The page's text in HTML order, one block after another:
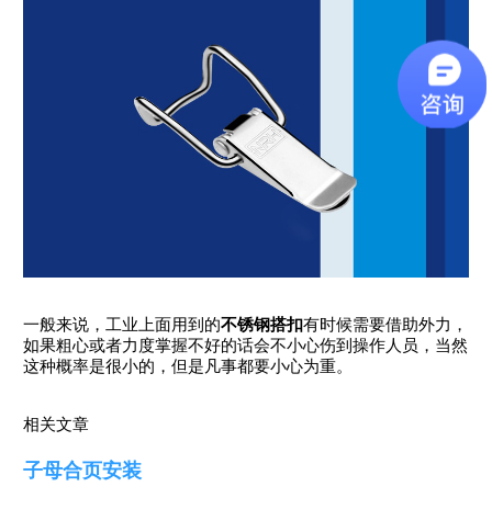
一般来说，工业上面用到的不锈钢搭扣有时候需要借助外力，
如果粗心或者力度掌握不好的话会不小心伤到操作人员，当然
这种概率是很小的，但是凡事都要小心为重。
相关文章
子母合页安装